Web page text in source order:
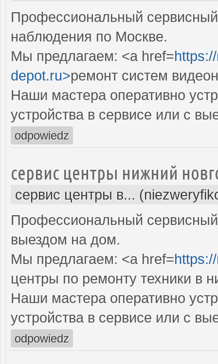
Профессиональный
наблюдения по Москве.
Мы предлагаем: <a href=
depot.ru>ремонт систем
Наши мастера оперативно
устройства в сервисе или с
odpowiedz
сервис центры нижний
сервис центры в...
Профессиональный
выездом на дом.
Мы предлагаем: <a href=
центры по ремонту техники в
Наши мастера оперативно
устройства в сервисе или с
odpowiedz